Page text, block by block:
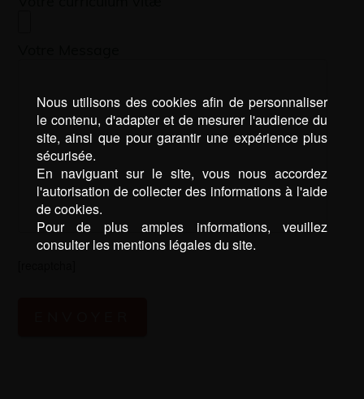
Nous utilisons des cookies afin de personnaliser
le contenu, d'adapter et de mesurer l'audience du
site, ainsi que pour garantir une expérience plus
sécurisée.
En naviguant sur le site, vous nous accordez
l'autorisation de collecter des informations à l'aide
de cookies.
Pour de plus amples informations, veuillez
consulter les mentions légales du site.